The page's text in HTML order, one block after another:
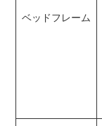
ベッドフレーム